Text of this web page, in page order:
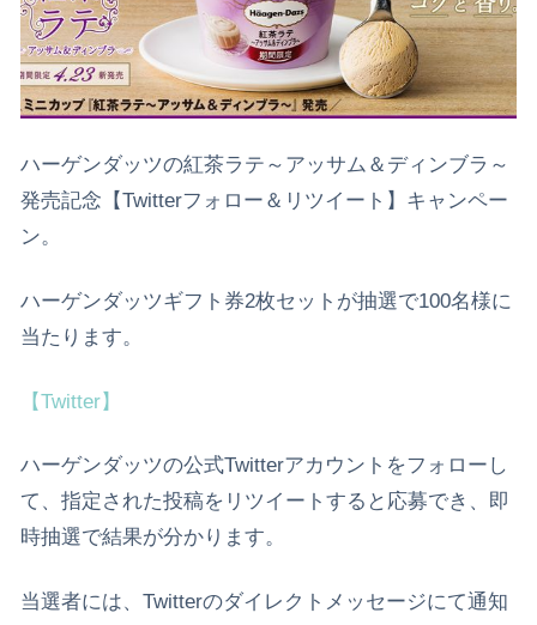
ハーゲンダッツの紅茶ラテ～アッサム＆ディンブラ～
発売記念【Twitterフォロー＆リツイート】キャンペー
ン。
ハーゲンダッツギフト券2枚セットが抽選で100名様に
当たります。
【Twitter】
ハーゲンダッツの公式Twitterアカウントをフォローし
て、指定された投稿をリツイートすると応募でき、即
時抽選で結果が分かります。
当選者には、Twitterのダイレクトメッセージにて通知